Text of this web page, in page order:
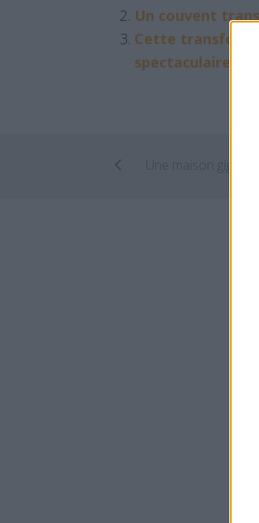
Un couvent
Cette
spectaculaire